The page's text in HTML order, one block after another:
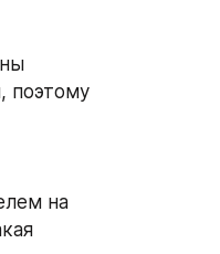
поэтому
на